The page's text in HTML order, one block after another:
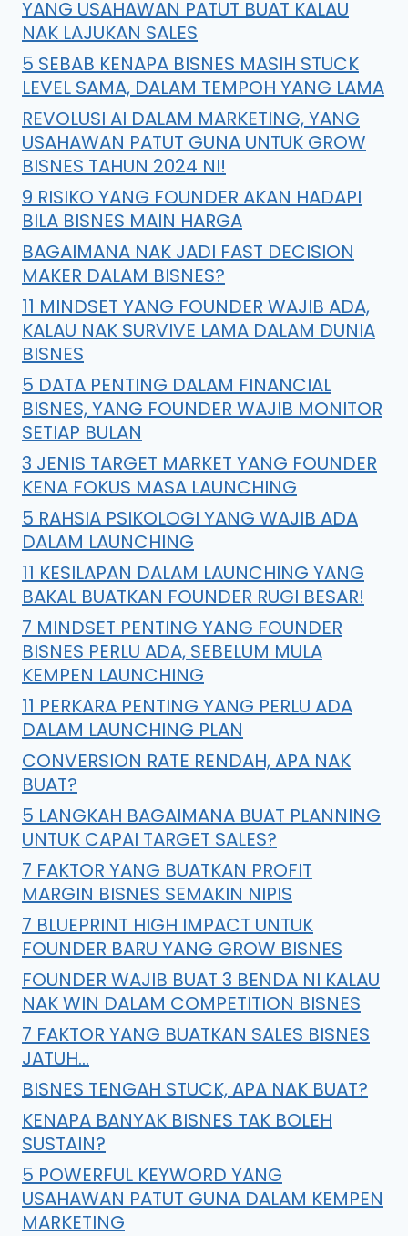
YANG USAHAWAN PATUT BUAT KALAU
NAK LAJUKAN SALES
5 SEBAB KENAPA BISNES MASIH STUCK
LEVEL SAMA, DALAM TEMPOH YANG LAMA
REVOLUSI AI DALAM MARKETING, YANG
USAHAWAN PATUT GUNA UNTUK GROW
BISNES TAHUN 2024 NI!
9 RISIKO YANG FOUNDER AKAN HADAPI
BILA BISNES MAIN HARGA
BAGAIMANA NAK JADI FAST DECISION
MAKER DALAM BISNES?
11 MINDSET YANG FOUNDER WAJIB ADA,
KALAU NAK SURVIVE LAMA DALAM DUNIA
BISNES
5 DATA PENTING DALAM FINANCIAL
BISNES, YANG FOUNDER WAJIB MONITOR
SETIAP BULAN
3 JENIS TARGET MARKET YANG FOUNDER
KENA FOKUS MASA LAUNCHING
5 RAHSIA PSIKOLOGI YANG WAJIB ADA
DALAM LAUNCHING
11 KESILAPAN DALAM LAUNCHING YANG
BAKAL BUATKAN FOUNDER RUGI BESAR!
7 MINDSET PENTING YANG FOUNDER
BISNES PERLU ADA, SEBELUM MULA
KEMPEN LAUNCHING
11 PERKARA PENTING YANG PERLU ADA
DALAM LAUNCHING PLAN
CONVERSION RATE RENDAH, APA NAK
BUAT?
5 LANGKAH BAGAIMANA BUAT PLANNING
UNTUK CAPAI TARGET SALES?
7 FAKTOR YANG BUATKAN PROFIT
MARGIN BISNES SEMAKIN NIPIS
7 BLUEPRINT HIGH IMPACT UNTUK
FOUNDER BARU YANG GROW BISNES
FOUNDER WAJIB BUAT 3 BENDA NI KALAU
NAK WIN DALAM COMPETITION BISNES
7 FAKTOR YANG BUATKAN SALES BISNES
JATUH…
BISNES TENGAH STUCK, APA NAK BUAT?
KENAPA BANYAK BISNES TAK BOLEH
SUSTAIN?
5 POWERFUL KEYWORD YANG
USAHAWAN PATUT GUNA DALAM KEMPEN
MARKETING